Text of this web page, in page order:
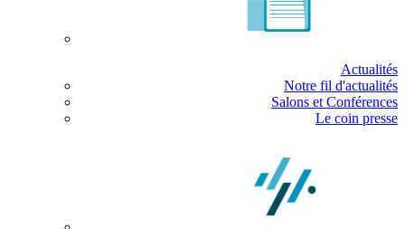
Actualités
Notre fil d'actualités
Salons et Conférences
Le coin presse